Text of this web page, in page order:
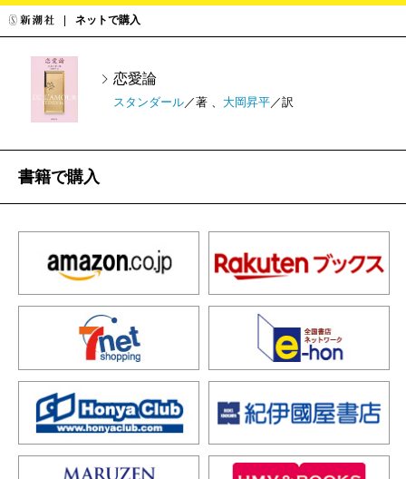
ネットで購入
恋愛論
スタンダール ／著 、 大岡昇平 ／訳
書籍で購入